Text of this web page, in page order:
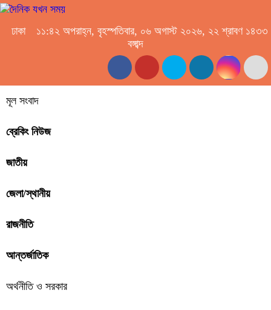
ঢাকা
১১:৪২ অপরাহ্ন, বৃহস্পতিবার, ০৬ অগাস্ট ২০২৬, ২২ শ্রাবণ ১৪৩৩
বঙ্গাব্দ
মূল সংবাদ
ব্রেকিং নিউজ
জাতীয়
জেলা/স্থানীয়
রাজনীতি
আন্তর্জাতিক
অর্থনীতি ও সরকার